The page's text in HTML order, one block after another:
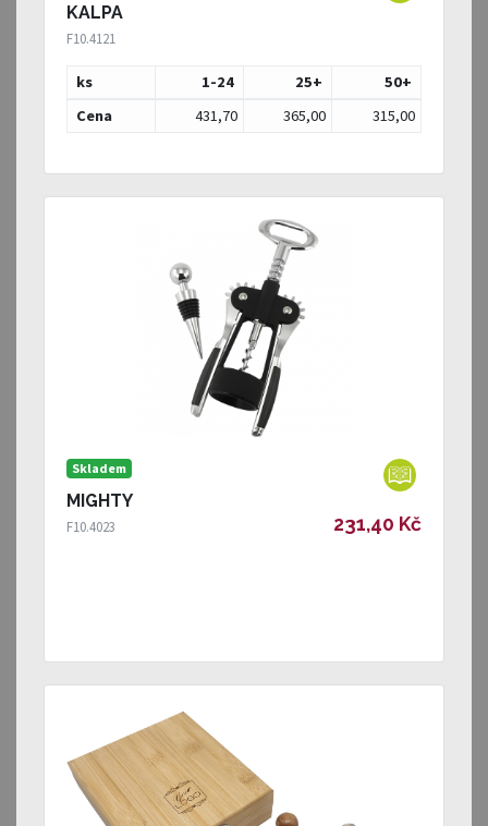
KALPA
F10.4121
ks 1-24 25+ 50+
Cena
431,70 365,00 315,00
Skladem
MIGHTY
F10.4023 231,40 Kč